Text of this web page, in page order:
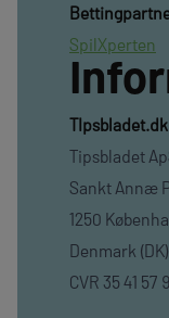
SpilXperten
Tipsbladet
Sankt Annæ
1250
Denmark (DK)
CVR 35 41 57